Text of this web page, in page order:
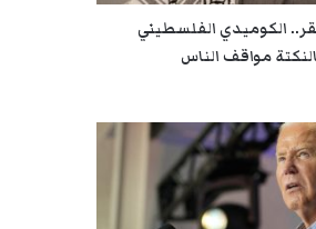
الكوميدي الفلسطيني
مواقف الناس